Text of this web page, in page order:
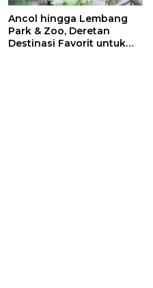
Ancol hingga Lembang
Park & Zoo, Deretan
Destinasi Favorit untuk